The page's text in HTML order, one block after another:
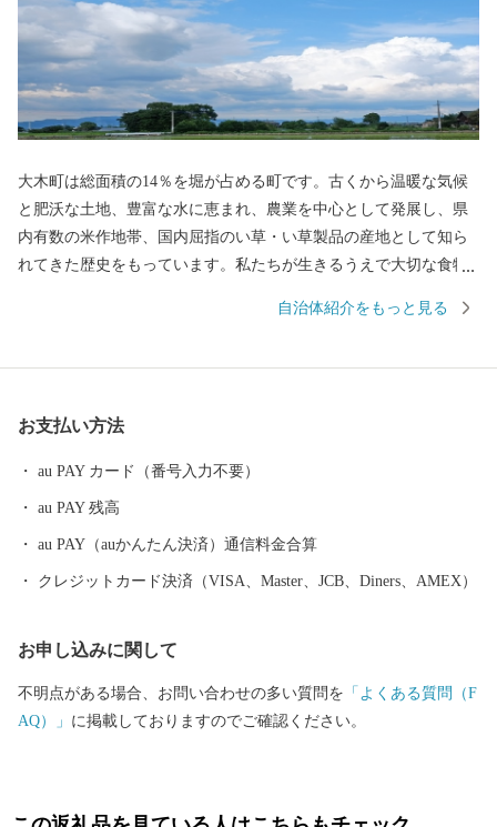
大木町は総面積の14％を堀が占める町です。古くから温暖な気候
と肥沃な土地、豊富な水に恵まれ、農業を中心として発展し、県
内有数の米作地帯、国内屈指のい草・い草製品の産地として知ら
れてきた歴史をもっています。私たちが生きるうえで大切な食物
グリーンアスパラガスなどの野菜やエノキ、シメジなどのキノコ
自治体紹介をもっと見る
お支払い方法
au PAY カード（番号入力不要）
au PAY 残高
au PAY（auかんたん決済）通信料金合算
クレジットカード決済（VISA、Master、JCB、Diners、AMEX）
お申し込みに関して
不明点がある場合、お問い合わせの多い質問を 「よくある質問（F
AQ）」 に掲載しておりますのでご確認ください。